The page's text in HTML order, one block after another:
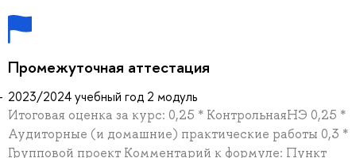
Промежуточная аттестация
2023/2024 учебный год 2 модуль
Итоговая оценка за курс: 0,25 * КонтрольнаяНЭ 0,25 *
Аудиторные (и домашние) практические работы 0,3 *
Групповой проект Комментарий к формуле: Пункт